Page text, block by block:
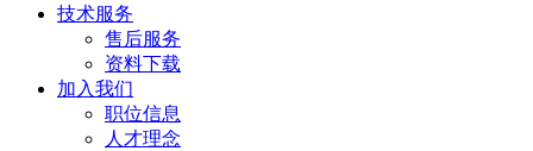
技术服务
售后服务
资料下载
加入我们
职位信息
人才理念